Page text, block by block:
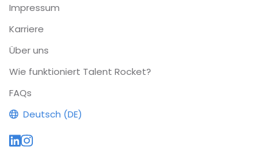
Impressum
Karriere
Über uns
Wie funktioniert Talent Rocket?
FAQs
Deutsch (DE)